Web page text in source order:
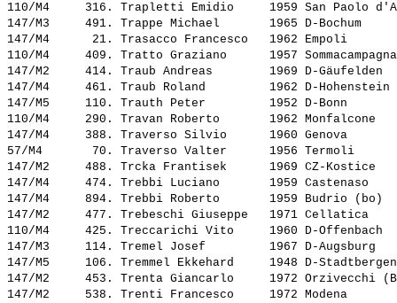
110/M4     316. Trapletti Emidio
1959 San Paolo
147/M3     491. Trappe Michael
1965 D-
147/M4      21. Trasacco Francesco
1962 Empoli
110/M4     409. Tratto Graziano
1957
147/M2     414. Traub Andreas
1969 D-
147/M4     461. Traub Roland
1962 D-
147/M5     110. Trauth Peter
1952 D-Bonn
110/M4     290. Travan Roberto
1962
147/M4     388. Traverso Silvio
1960 Genova
57/M4       70. Traverso Valter
1956 Termoli
147/M2     488. Trcka Frantisek
1969 CZ-
147/M4     474. Trebbi Luciano
1959
147/M4     894. Trebbi Roberto
1959 Budrio
147/M2     477. Trebeschi Giuseppe
1971 Cellatica
110/M4     425. Treccarichi Vito
1960 D-
147/M3     114. Tremel Josef
1967 D-
147/M5     106. Tremmel Ekkehard
1948 D-
147/M2     453. Trenta Giancarlo
1972 Orzivecchi
147/M2     538. Trenti Francesco
1972 Modena